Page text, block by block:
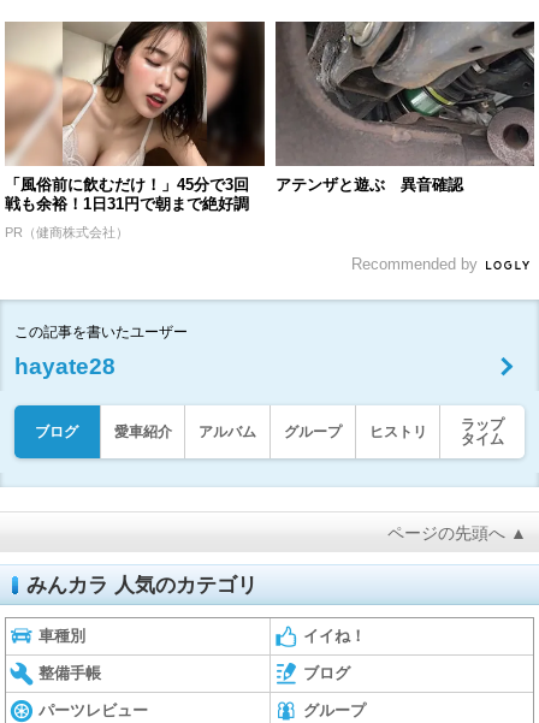
「風俗前に飲むだけ！」45分で3回
戦も余裕！1日31円で朝まで絶好調
PR（健商株式会社）
アテンザと遊ぶ 異音確認
Recommended by
この記事を書いたユーザー
hayate28
ブログ 愛車紹介 アルバム グループ ヒストリ
ラップ
タイム
ページの先頭へ ▲
みんカラ 人気のカテゴリ
車種別 イイね！
整備手帳 ブログ
パーツレビュー グループ